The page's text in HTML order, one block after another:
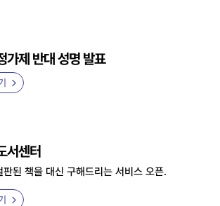
가제 반대 성명 발표
서센터
판된 책을 대신 구해드리는 서비스 오픈.